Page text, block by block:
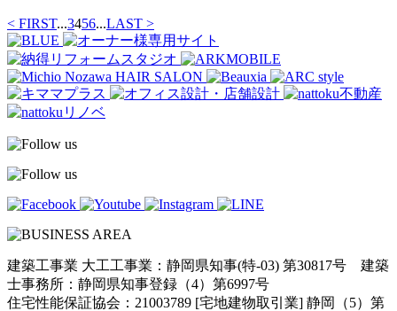
< FIRST...3456...LAST >
建築工事業 大工工事業：静岡県知事(特-03) 第30817号 建築
士事務所：静岡県知事登録（4）第6997号
住宅性能保証協会：21003789 [宅地建物取引業] 静岡（5）第